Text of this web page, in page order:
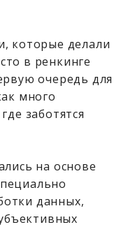
которые делали
в ренкинге
очередь для
много
заботятся
на основе
данных,